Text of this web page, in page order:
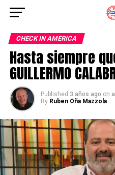
CHECK IN AMERICA
Hasta siempre
GUILLERMO
Published 3 años ago on
By Ruben Oña Mazzola